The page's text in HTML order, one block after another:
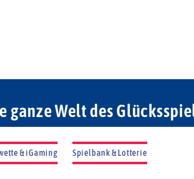
ganze Welt des
& iGaming Spielbank & Lotterie